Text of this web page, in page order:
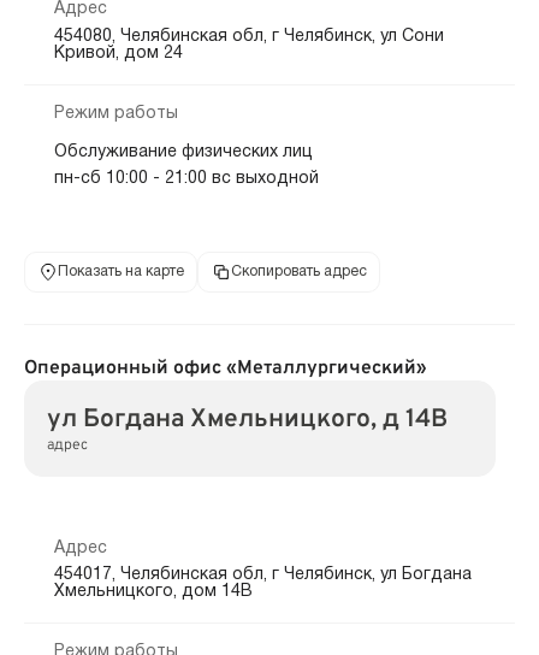
Адрес
454080, Челябинская обл, г Челябинск, ул Сони
Кривой, дом 24
Режим работы
Обслуживание физических лиц
пн-сб 10:00 - 21:00 вс выходной
Показать на карте Скопировать адрес
Операционный офис «Металлургический»
ул Богдана Хмельницкого, д 14В
адрес
Адрес
454017, Челябинская обл, г Челябинск, ул Богдана
Хмельницкого, дом 14В